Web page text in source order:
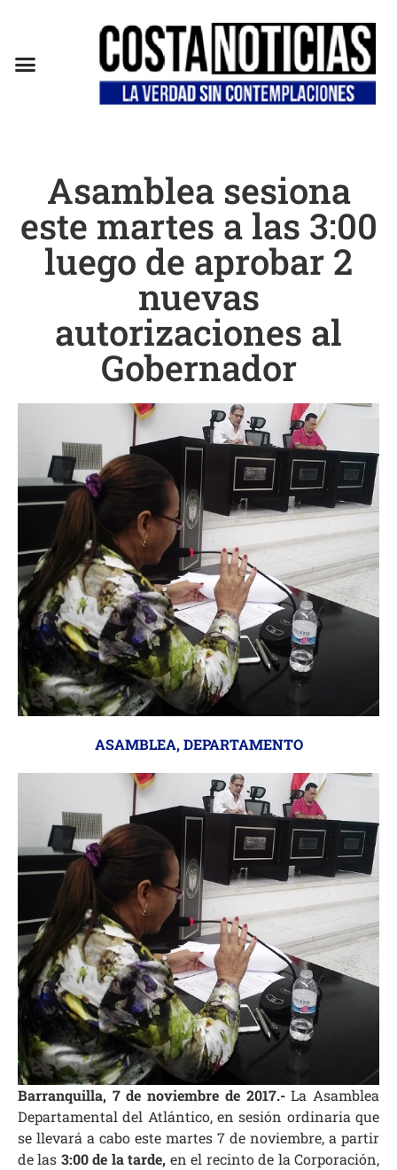
Asamblea sesiona
este martes a las 3:00
luego de aprobar 2
nuevas
autorizaciones al
Gobernador
ASAMBLEA,DEPARTAMENTO
Barranquilla, 7 de noviembre de 2017.-La Asamblea
Departamental del Atlántico, en sesión ordinaria que
se llevará a cabo este martes 7 de noviembre, a partir
de las 3:00 de la tarde, en el recinto de la Corporación,